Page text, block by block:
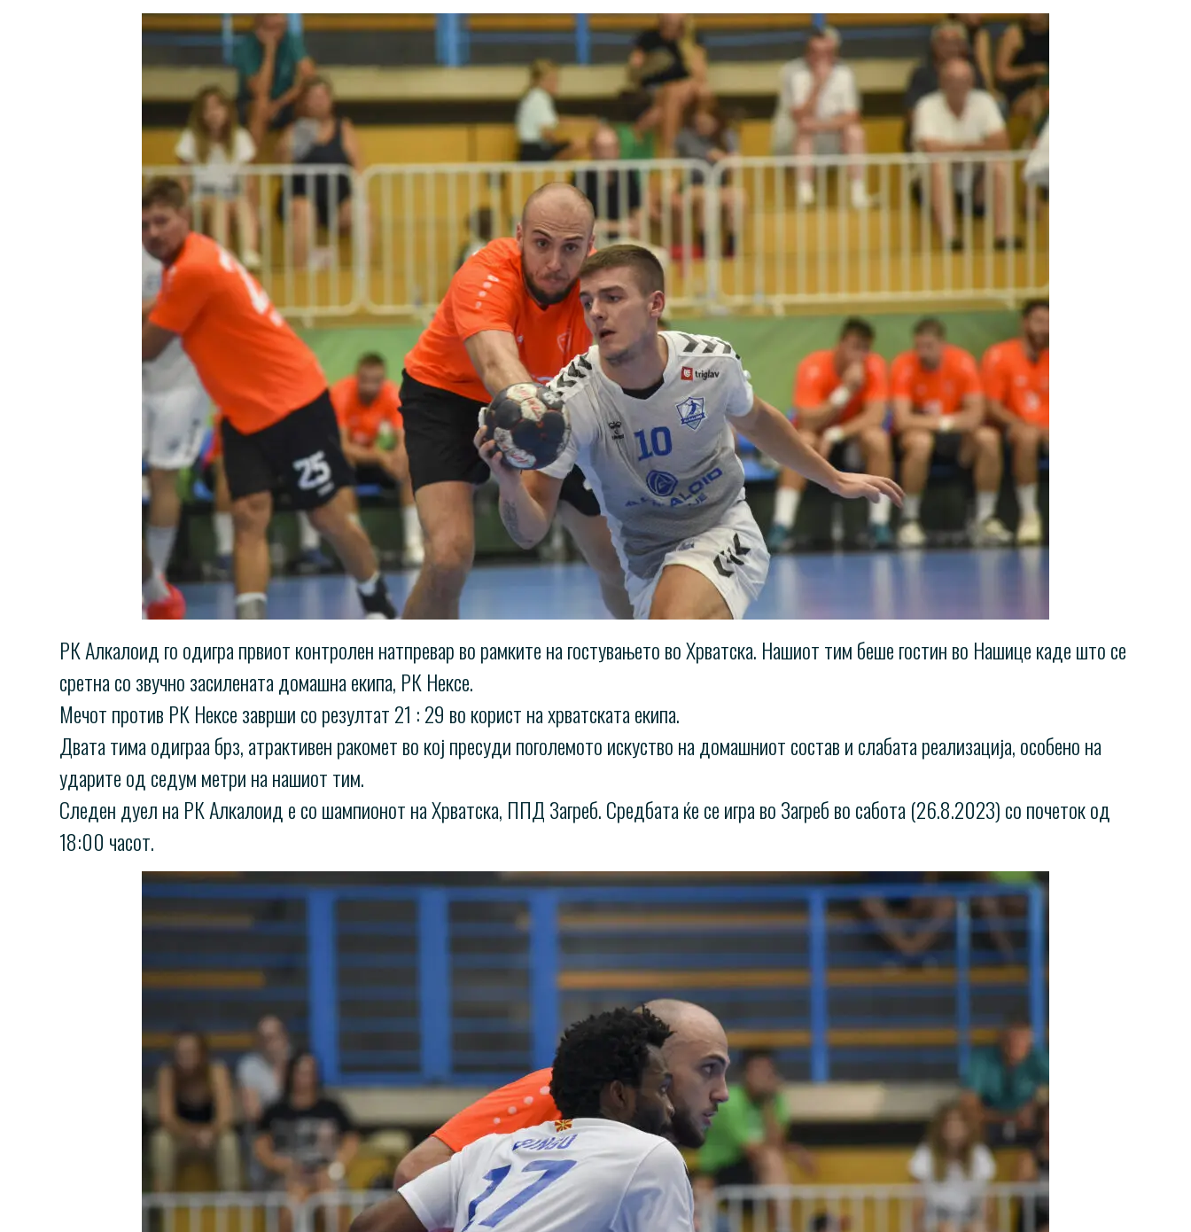
РК Алкалоид го одигра првиот контролен натпревар во рамките на гостувањето во Хрватска. Нашиот тим беше гостин во Нашице каде што се
сретна со звучно засилената домашна екипа, РК Нексе.
Мечот против РК Нексе заврши со резултат 21 : 29 во корист на хрватската екипа.
Двата тима одиграа брз, атрактивен ракомет во кој пресуди поголемото искуство на домашниот состав и слабата реализација, особено на
ударите од седум метри на нашиот тим.
Следен дуел на РК Алкалоид е со шампионот на Хрватска, ППД Загреб. Средбата ќе се игра во Загреб во сабота (26.8.2023) со почеток од
18:00 часот.